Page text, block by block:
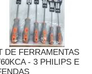
DE FERRAMENTAS
- 3 PHILIPS E